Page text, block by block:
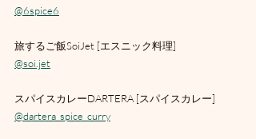
@6spice6
旅するご飯SoiJet [エスニック料理]
@soi.jet
スパイスカレーDARTERA [スパイスカレー]
@dartera_spice_curry